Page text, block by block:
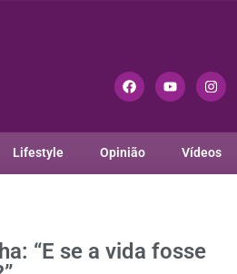
Lifestyle Opinião Vídeos
“E se a vida fosse